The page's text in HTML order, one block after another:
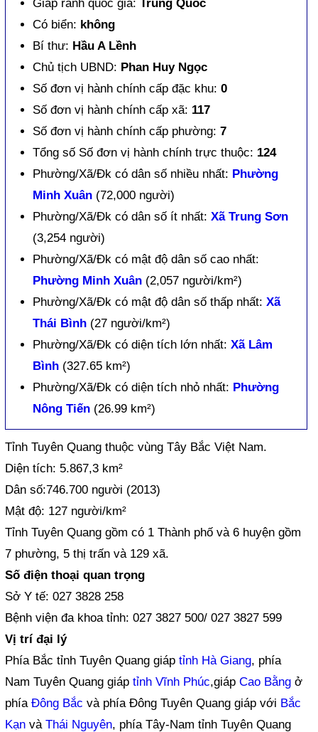
Giáp ranh quốc gia:Trung Quốc
Có biển: không
Bí thư: Hầu A Lềnh
Chủ tịch UBND: Phan Huy Ngọc
Số đơn vị hành chính cấp đặc khu:0
Số đơn vị hành chính cấp xã: 117
Số đơn vị hành chính cấp phường:7
Tổng số Số đơn vị hành chính trực thuộc: 124
Phường/Xã/Đk có dân số nhiều nhất: Phường
Minh Xuân (72,000 người)
Phường/Xã/Đk có dân số ít nhất:Xã Trung Sơn
(3,254 người)
Phường/Xã/Đk có mật độ dân số cao nhất:
Phường Minh Xuân (2,057 người/km²)
Phường/Xã/Đk có mật độ dân số thấp nhất:Xã
Thái Bình (27 người/km²)
Phường/Xã/Đk có diện tích lớn nhất:Xã Lâm
Bình (327.65 km²)
Phường/Xã/Đk có diện tích nhỏ nhất: Phường
Nông Tiến (26.99 km²)
Tỉnh Tuyên Quang thuộc vùng Tây Bắc Việt Nam.
Diện tích: 5.867,3 km²
Dân số:746.700 người (2013)
Mật độ: 127 người/km²
Tỉnh Tuyên Quang gồm có 1 Thành phố và 6 huyện gồm
7 phường, 5 thị trấn và 129 xã.
Số điện thoại quan trọng
Sở Y tế: 027 3828 258
Bệnh viện đa khoa tỉnh: 027 3827 500/ 027 3827 599
Vị trí đại lý
Phía Bắc tỉnh Tuyên Quang giáptỉnh Hà Giang, phía
Nam Tuyên Quang giáptỉnh Vĩnh Phúc,giápCao Bằng ở
phíaĐông Bắc và phía Đông Tuyên Quang giáp với Bắc
Kạn vàThái Nguyên, phía Tây-Nam tỉnh Tuyên Quang